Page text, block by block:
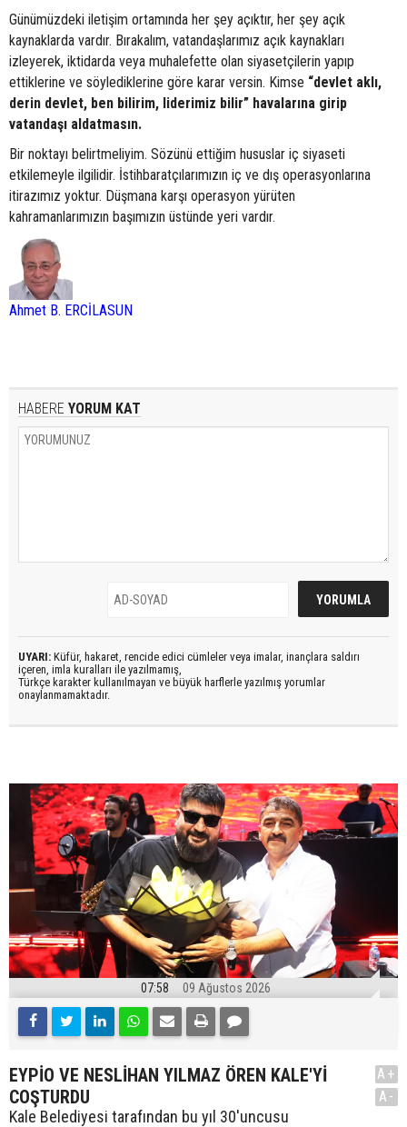
Günümüzdeki iletişim ortamında her şey açıktır, her şey açık
kaynaklarda vardır. Bırakalım, vatandaşlarımız açık kaynakları
izleyerek, iktidarda veya muhalefette olan siyasetçilerin yapıp
ettiklerine ve söylediklerine göre karar versin. Kimse “devlet aklı,
derin devlet, ben bilirim, liderimiz bilir” havalarına girip
vatandaşı aldatmasın.
Bir noktayı belirtmeliyim. Sözünü ettiğim hususlar iç siyaseti
etkilemeyle ilgilidir. İstihbaratçılarımızın iç ve dış operasyonlarına
itirazımız yoktur. Düşmana karşı operasyon yürüten
kahramanlarımızın başımızın üstünde yeri vardır.
Ahmet B. ERCİLASUN
HABERE YORUM KAT
UYARI: Küfür, hakaret, rencide edici cümleler veya imalar, inançlara saldırı
içeren, imla kuralları ile yazılmamış,
Türkçe karakter kullanılmayan ve büyük harflerle yazılmış yorumlar
onaylanmamaktadır.
07:58 09 Ağustos 2026
EYPİO VE NESLİHAN YILMAZ ÖREN KALE'Yİ
COŞTURDU
Kale Belediyesi tarafından bu yıl 30'uncusu
A+
A-